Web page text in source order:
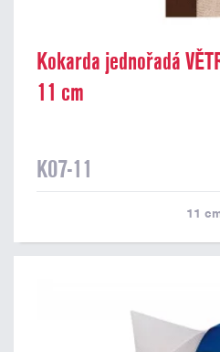
Kokarda jednořadá
11 cm
K07-11
11